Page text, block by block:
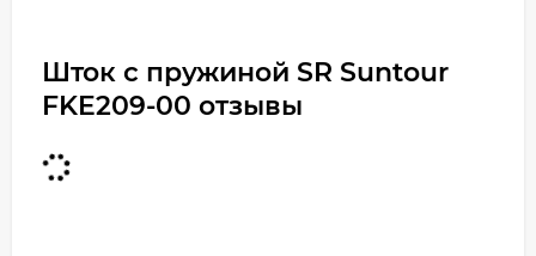
Шток с пружиной SR Suntour
FKE209-00 отзывы